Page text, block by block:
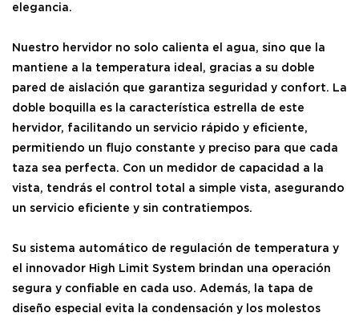
elegancia.
Nuestro hervidor no solo calienta el agua, sino que la
mantiene a la temperatura ideal, gracias a su doble
pared de aislación que garantiza seguridad y confort. La
doble boquilla es la característica estrella de este
hervidor, facilitando un servicio rápido y eficiente,
permitiendo un flujo constante y preciso para que cada
taza sea perfecta. Con un medidor de capacidad a la
vista, tendrás el control total a simple vista, asegurando
un servicio eficiente y sin contratiempos.
Su sistema automático de regulación de temperatura y
el innovador High Limit System brindan una operación
segura y confiable en cada uso. Además, la tapa de
diseño especial evita la condensación y los molestos